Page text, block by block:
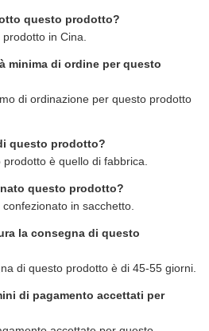
questo prodotto?
in Cina.
minima di ordine per questo
di ordinazione per questo prodotto
questo prodotto?
è quello di fabbrica.
questo prodotto?
in sacchetto.
la consegna di questo
di questo prodotto è di 45-55 giorni.
di pagamento accettati per